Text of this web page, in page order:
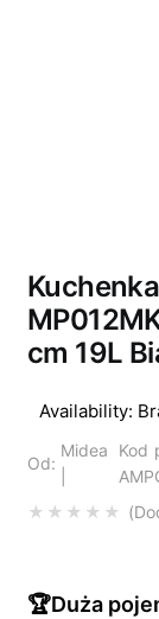
cm 19L
Availability:
Od:
Midea
Kod
🏆Duża